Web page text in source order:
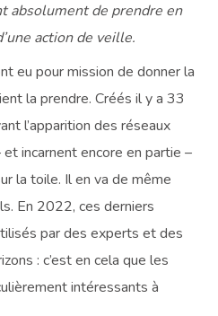
absolument de prendre en
action de veille.
eu pour mission de donner la
la prendre. Créés il y a 33
l’apparition des réseaux
et incarnent encore en partie –
la toile. Il en va de même
En 2022, ces derniers
par des experts et des
: c’est en cela que les
intéressants à